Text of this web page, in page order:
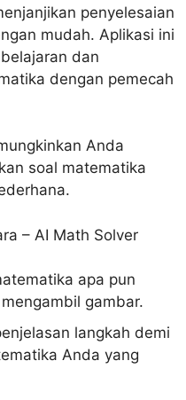
penyelesaian
mudah. Aplikasi ini
dan
dengan pemecah
Anda
soal matematika
– AI Math Solver
apa pun
gambar.
langkah demi
Anda yang